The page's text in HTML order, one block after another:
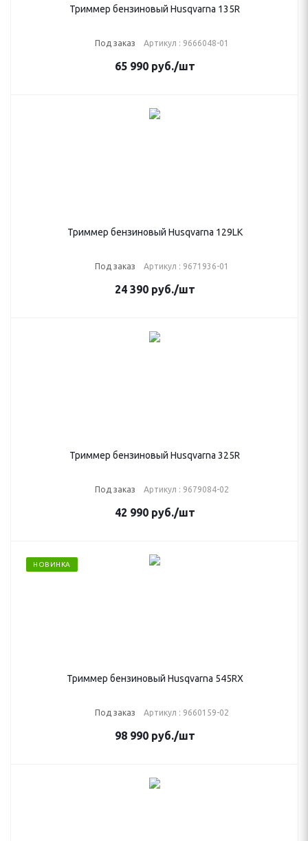
Триммер бензиновый Husqvarna 135R
Под заказ Артикул : 9666048-01
65 990руб./шт
Триммер бензиновый Husqvarna 129LK
Под заказ Артикул : 9671936-01
24 390руб./шт
Триммер бензиновый Husqvarna 325R
Под заказ Артикул : 9679084-02
42 990руб./шт
НОВИНКА
Триммер бензиновый Husqvarna 545RX
Под заказ Артикул : 9660159-02
98 990руб./шт